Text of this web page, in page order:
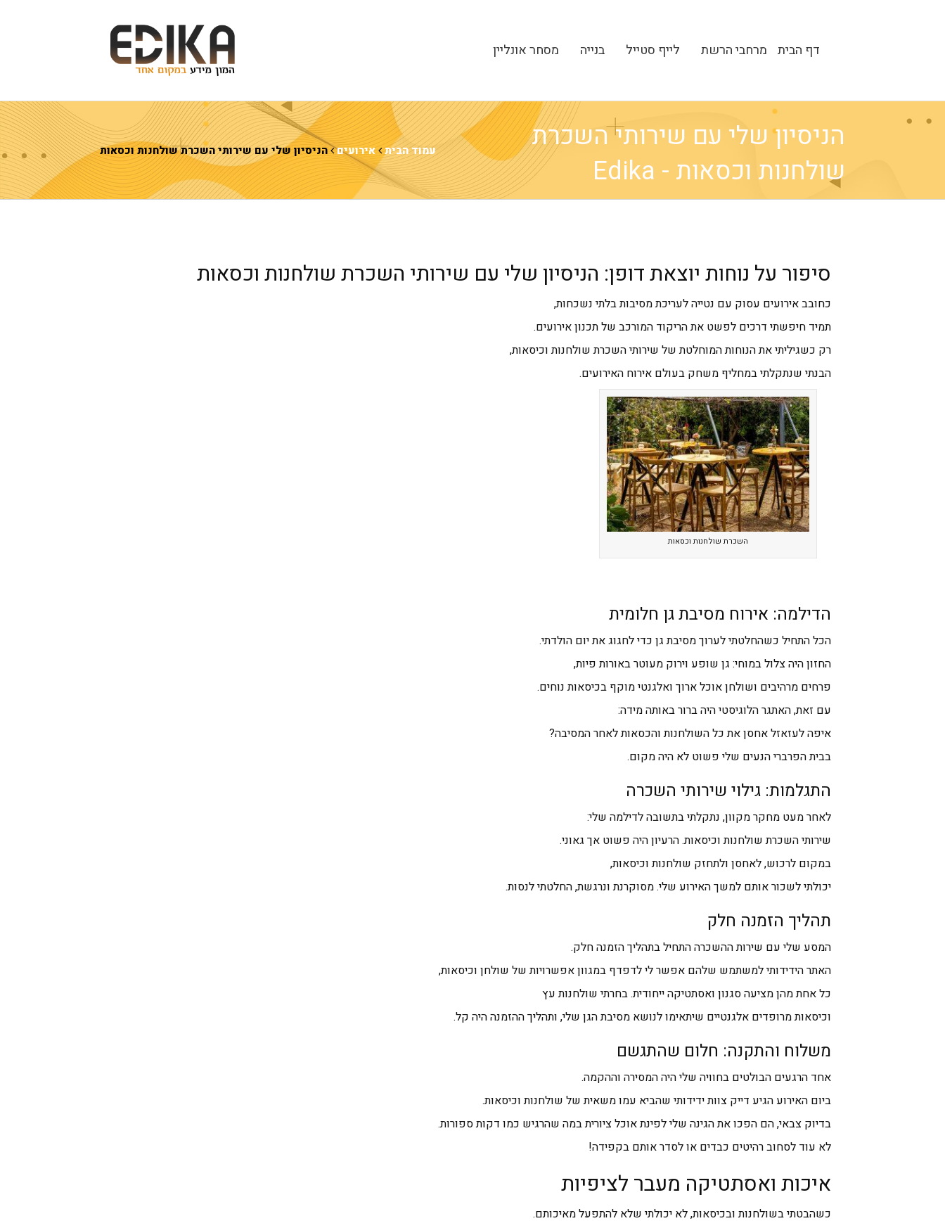
דף הבית מרחבי הרשת לייף סטייל בנייה מסחר אונליין
הניסיון שלי עם שירותי השכרת
שולחנות וכסאות - Edika
עמוד הבית אירועים הניסיון שלי עם שירותי השכרת שולחנות וכסאות
סיפור על נוחות יוצאת דופן: הניסיון שלי עם שירותי השכרת שולחנות וכסאות
כחובב אירועים עסוק עם נטייה לעריכת מסיבות בלתי נשכחות,
תמיד חיפשתי דרכים לפשט את הריקוד המורכב של תכנון אירועים.
רק כשגיליתי את הנוחות המוחלטת של שירותי השכרת שולחנות וכיסאות,
הבנתי שנתקלתי במחליף משחק בעולם אירוח האירועים.
השכרת שולחנות וכסאות
הדילמה: אירוח מסיבת גן חלומית
הכל התחיל כשהחלטתי לערוך מסיבת גן כדי לחגוג את יום הולדתי.
החזון היה צלול במוחי: גן שופע וירוק מעוטר באורות פיות,
פרחים מרהיבים ושולחן אוכל ארוך ואלגנטי מוקף בכיסאות נוחים.
עם זאת, האתגר הלוגיסטי היה ברור באותה מידה:
איפה לעזאזל אחסן את כל השולחנות והכסאות לאחר המסיבה?
בבית הפרברי הנעים שלי פשוט לא היה מקום.
התגלמות: גילוי שירותי השכרה
לאחר מעט מחקר מקוון, נתקלתי בתשובה לדילמה שלי:
שירותי השכרת שולחנות וכיסאות. הרעיון היה פשוט אך גאוני.
במקום לרכוש, לאחסן ולתחזק שולחנות וכיסאות,
יכולתי לשכור אותם למשך האירוע שלי. מסוקרנת ונרגשת, החלטתי לנסות.
תהליך הזמנה חלק
המסע שלי עם שירות ההשכרה התחיל בתהליך הזמנה חלק.
האתר הידידותי למשתמש שלהם אפשר לי לדפדף במגוון אפשרויות של שולחן וכיסאות,
כל אחת מהן מציעה סגנון ואסתטיקה ייחודית. בחרתי שולחנות עץ
וכיסאות מרופדים אלגנטיים שיתאימו לנושא מסיבת הגן שלי, ותהליך ההזמנה היה קל.
משלוח והתקנה: חלום שהתגשם
אחד הרגעים הבולטים בחוויה שלי היה המסירה וההקמה.
ביום האירוע הגיע דייק צוות ידידותי שהביא עמו משאית של שולחנות וכיסאות.
בדיוק צבאי, הם הפכו את הגינה שלי לפינת אוכל ציורית במה שהרגיש כמו דקות ספורות.
לא עוד לסחוב רהיטים כבדים או לסדר אותם בקפידה!
איכות ואסתטיקה מעבר לציפיות
כשהבטתי בשולחנות ובכיסאות, לא יכולתי שלא להתפעל מאיכותם.